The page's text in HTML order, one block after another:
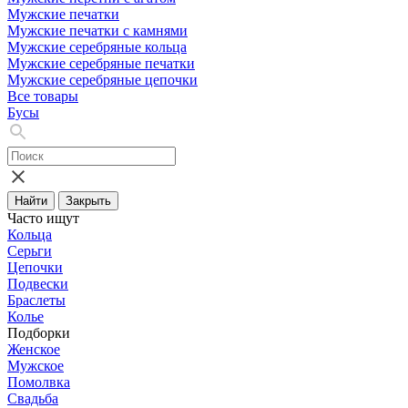
Мужские печатки
Мужские печатки с камнями
Мужские серебряные кольца
Мужские серебряные печатки
Мужские серебряные цепочки
Все товары
Бусы
Найти Закрыть
Часто ищут
Кольца
Серьги
Цепочки
Подвески
Браслеты
Колье
Подборки
Женское
Мужское
Помолвка
Свадьба